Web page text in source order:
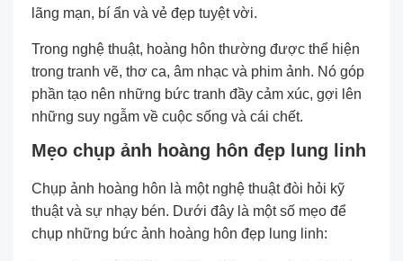
lãng mạn, bí ẩn và vẻ đẹp tuyệt vời.
Trong nghệ thuật, hoàng hôn thường được thể hiện
trong tranh vẽ, thơ ca, âm nhạc và phim ảnh. Nó góp
phần tạo nên những bức tranh đầy cảm xúc, gợi lên
những suy ngẫm về cuộc sống và cái chết.
Mẹo chụp ảnh hoàng hôn đẹp lung linh
Chụp ảnh hoàng hôn là một nghệ thuật đòi hỏi kỹ
thuật và sự nhạy bén. Dưới đây là một số mẹo để
chụp những bức ảnh hoàng hôn đẹp lung linh: